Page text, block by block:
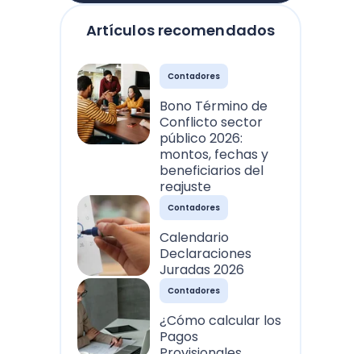
Artículos recomendados
Contadores
Bono Término de
Conflicto sector
público 2026:
montos, fechas y
beneficiarios del
reajuste
Contadores
Calendario
Declaraciones
Juradas 2026
Contadores
¿Cómo calcular los
Pagos